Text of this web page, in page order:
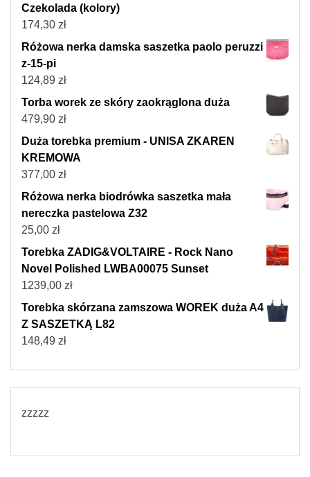
Czekolada (kolory)
174,30 zł
Różowa nerka damska saszetka paolo peruzzi
z-15-pi
124,89 zł
Torba worek ze skóry zaokrąglona duża
479,90 zł
Duża torebka premium - UNISA ZKAREN
KREMOWA
377,00 zł
Różowa nerka biodrówka saszetka mała
nereczka pastelowa Z32
25,00 zł
Torebka ZADIG&VOLTAIRE - Rock Nano
Novel Polished LWBA00075 Sunset
1239,00 zł
Torebka skórzana zamszowa WOREK duża A4
Z SASZETKĄ L82
148,49 zł
zzzzz